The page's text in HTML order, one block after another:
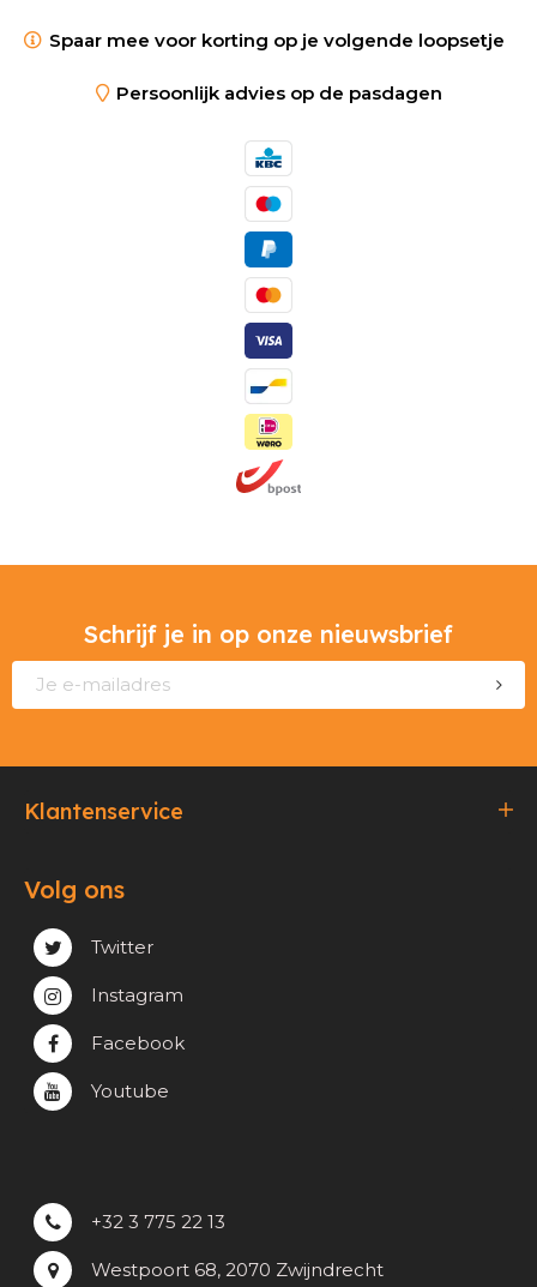
Spaar mee voor korting op je volgende loopsetje
Persoonlijk advies op de pasdagen
Schrijf je in op onze nieuwsbrief
Klantenservice
Verzending & Afhaling
Privacy & cookie beleid
Volg ons
Twitter
Instagram
Facebook
Youtube
+32 3 775 22 13
Westpoort 68, 2070 Zwijndrecht